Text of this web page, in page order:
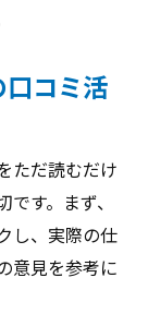
コミ活
ただ読むだけ
す。まず、
し、実際の仕
意見を参考に